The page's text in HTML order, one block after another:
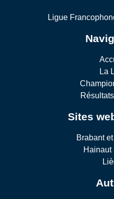
Ligue
La
Sites
Brabant
Hainaut